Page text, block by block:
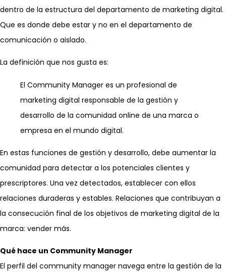
dentro de la estructura del departamento de marketing digital.
Que es donde debe estar y no en el departamento de
comunicación o aislado.
La definición que nos gusta es:
El Community Manager es un profesional de
marketing digital responsable de la gestión y
desarrollo de la comunidad online de una marca o
empresa en el mundo digital.
En estas funciones de gestión y desarrollo, debe aumentar la
comunidad para detectar a los potenciales clientes y
prescriptores. Una vez detectados, establecer con ellos
relaciones duraderas y estables. Relaciones que contribuyan a
la consecución final de los objetivos de marketing digital de la
marca: vender más.
Qué hace un Community Manager
El perfil del community manager navega entre la gestión de la